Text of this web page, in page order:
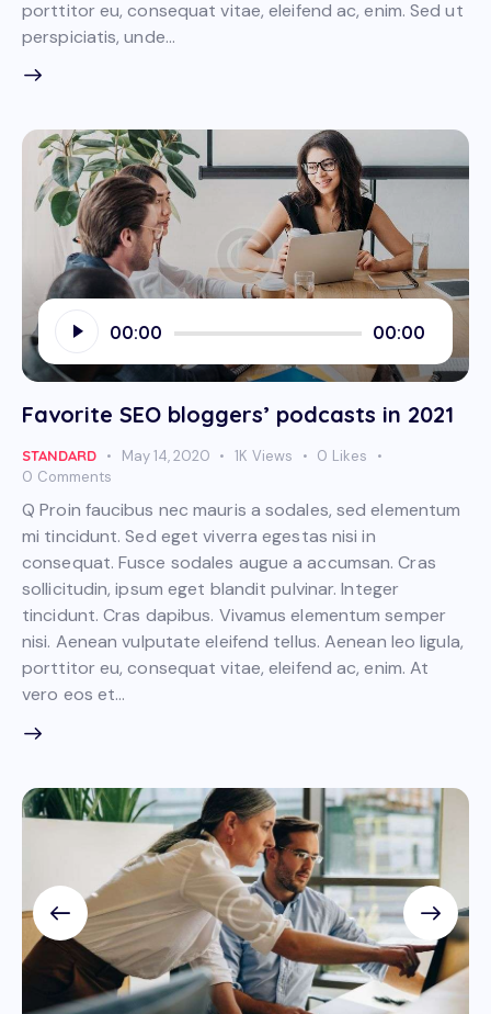
porttitor eu, consequat vitae, eleifend ac, enim. Sed ut
perspiciatis, unde…
Audio
Player
00:00 00:00
Favorite SEO bloggers’ podcasts in 2021
STANDARD May 14, 2020 1K Views 0 Likes
0 Comments
Q Proin faucibus nec mauris a sodales, sed elementum
mi tincidunt. Sed eget viverra egestas nisi in
consequat. Fusce sodales augue a accumsan. Cras
sollicitudin, ipsum eget blandit pulvinar. Integer
tincidunt. Cras dapibus. Vivamus elementum semper
nisi. Aenean vulputate eleifend tellus. Aenean leo ligula,
porttitor eu, consequat vitae, eleifend ac, enim. At
vero eos et…